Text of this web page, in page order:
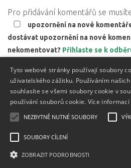
Pro přidávání komentářů se
upozornění na nové
dostávat upozornění na nové
nekomentovat? Přihlaste se k
jak jsou zpracovávány údaje z
Textový obsah je zveřejněn pod
uvedeny u těchto
Powered by
Tyto webové stránky používají soubory
uživatelského zážitku. Používáním
souhlasíte se všemi soubory cookie v
používání souborů cookie. Více informací
NEZBYTNĚ NUTNÉ SOUBORY
SOUBORY CÍLENÍ
ZOBRAZIT PODROBNOSTI